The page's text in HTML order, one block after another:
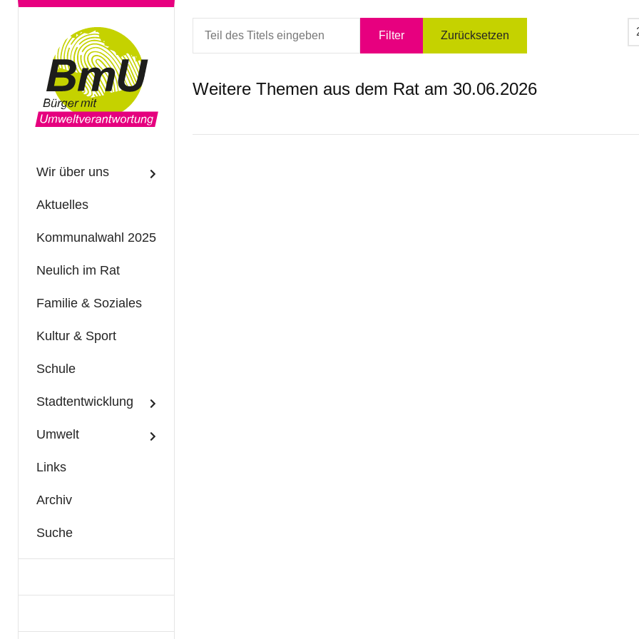
Wir über uns
Aktuelles
Kommunalwahl 2025
Neulich im Rat
Familie & Soziales
Kultur & Sport
Schule
Stadtentwicklung
Umwelt
Links
Archiv
Suche
Filter
Zurücksetzen
Weitere Themen aus dem Rat am 30.06.2026